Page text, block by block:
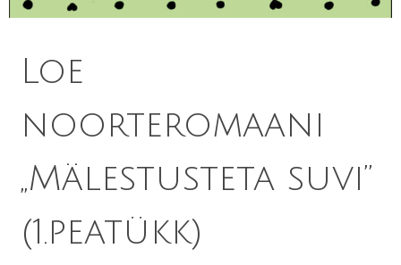
Loe
noorteromaani
,,Mälestusteta suvi”
(1.peatükk)